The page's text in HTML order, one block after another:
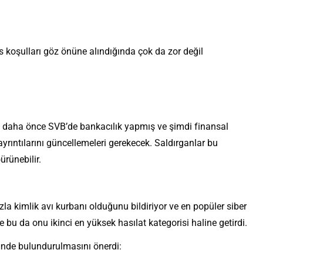
göz önüne alındığında çok da zor değil
önce SVB’de bankacılık yapmış ve şimdi finansal
güncellemeleri gerekecek. Saldırganlar bu
kimlik avı kurbanı olduğunu bildiriyor ve en popüler siber
bu da onu ikinci en yüksek hasılat kategorisi haline getirdi.
bulundurulmasını önerdi: